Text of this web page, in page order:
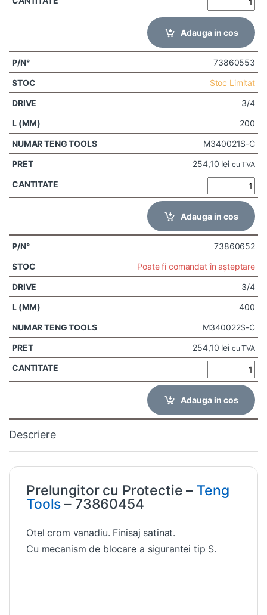
Adauga in cos
73860553
Stoc Limitat
3/4
200
M340021S-C
254,10 lei cu TVA
Adauga in cos
73860652
Poate fi comandat în așteptare
3/4
400
M340022S-C
254,10 lei cu TVA
Adauga in cos
Descriere
Prelungitor cu Protectie – Teng
Tools – 73860454
Otel crom vanadiu. Finisaj satinat.
Cu mecanism de blocare a sigurantei tip S.